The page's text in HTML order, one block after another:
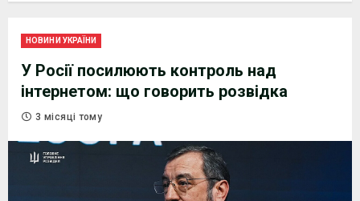
НОВИНИ УКРАЇНИ
У Росії посилюють контроль над
інтернетом: що говорить розвідка
3 місяці тому